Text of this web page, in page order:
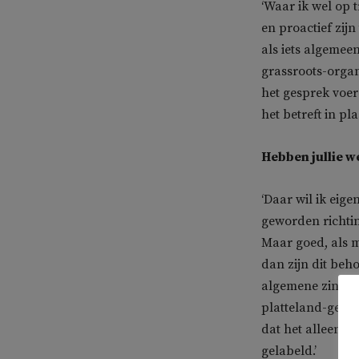
‘Waar ik wel op
en proactief
als iets
grassroots-
het gesprek
het betreft in
Hebben jullie
‘Daar wil ik
geworden
Maar goed, als
dan zijn dit
algemene zin
platteland-
dat het alleen
gelabeld.’